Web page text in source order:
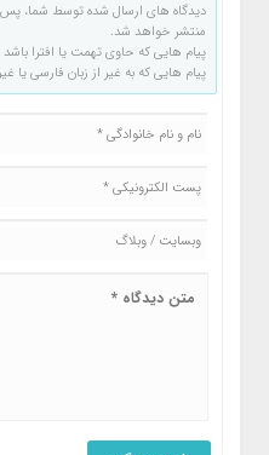
دیدگاه های ارسال شده توسط شما،
منتشر خواهد شد.
پیام هایی که حاوی تهمت یا افترا
پیام هایی که به غیر از زبان فارسی یا